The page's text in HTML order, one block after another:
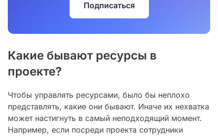
Подписаться
Какие бывают ресурсы в
проекте?
Чтобы управлять ресурсами, было бы неплохо
представлять, какие они бывают. Иначе их нехватка
может настигнуть в самый неподходящий момент.
Например, если посреди проекта сотрудники